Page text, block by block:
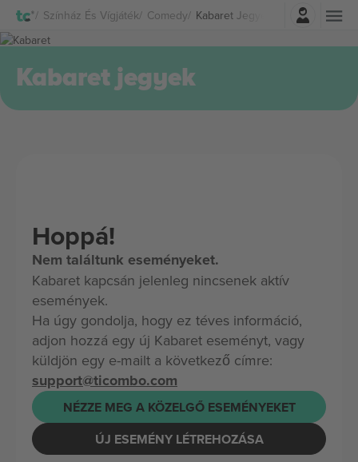
Színház És Vígjáték Comedy Kabaret Jegyek
Belépés
Kabaret jegyek
Hoppá!
Nem találtunk eseményeket.
Kabaret kapcsán jelenleg nincsenek aktív
események.
Ha úgy gondolja, hogy ez téves információ,
adjon hozzá egy új Kabaret eseményt, vagy
küldjön egy e-mailt a következő címre:
support@ticombo.com
NÉZZE MEG A KÖZELGŐ ESEMÉNYEKET
ÚJ ESEMÉNY LÉTREHOZÁSA